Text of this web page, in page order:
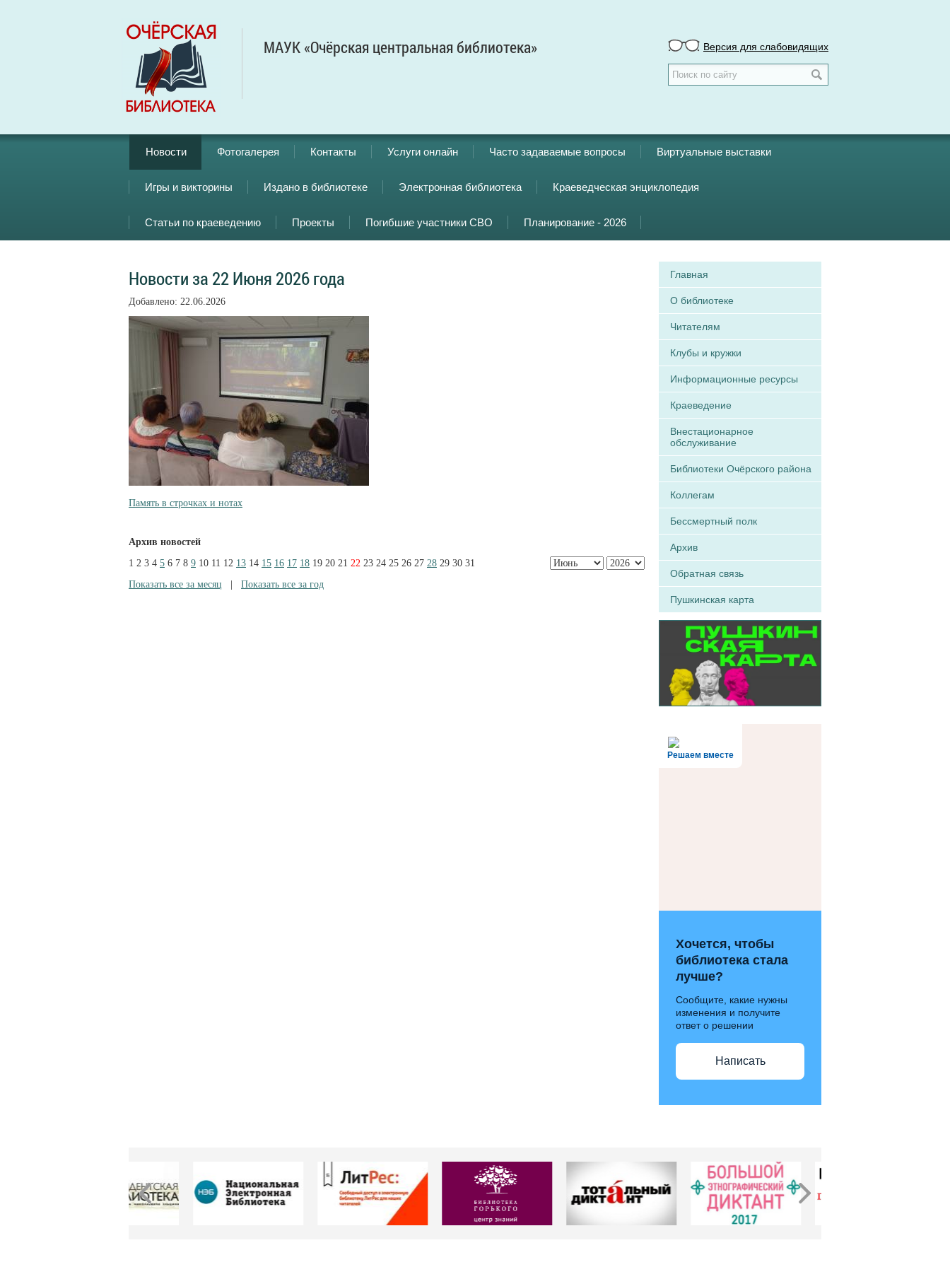
МАУК «Очёрская центральная библиотека» Версия для слабовидящих
Новости Фотогалерея Контакты Услуги онлайн Часто задаваемые вопросы Виртуальные выставки
Игры и викторины Издано в библиотеке Электронная библиотека Краеведческая энциклопедия
Статьи по краеведению Проекты Погибшие участники СВО Планирование - 2026
Новости за 22 Июня 2026 года
Добавлено: 22.06.2026
Память в строчках и нотах
Архив новостей
1 2 3 4 5 6 7 8 9 10 11 12 13 14 15 16 17 18 19 20 21 22 23 24 25 26 27 28 29 30 31
Показать все за месяц
Показать все за год
Главная
О библиотеке
Читателям
Клубы и кружки
Информационные ресурсы
Краеведение
Внестационарное
обслуживание
Библиотеки Очёрского района
Коллегам
Бессмертный полк
Архив
Обратная связь
Пушкинская карта
Решаем вместе
Хочется, чтобы
библиотека стала
лучше?
Сообщите, какие нужны
изменения и получите
ответ о решении
Написать